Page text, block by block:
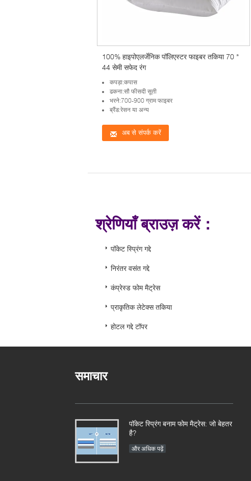
100% हाइपोएलर्जेनिक पॉलिएस्टर फाइबर तकिया 70 *
44 सेमी सफेद रंग
कपड़ा:कपास
ढकना:सौ फीसदी सूती
भरने:700-900 ग्राम फाइबर
ब्रैंड:रेसन या अन्य
अब से संपर्क करें
श्रेणियाँ ब्राउज़ करें：
पॉकेट स्प्रिंग गद्दे
निरंतर वसंत गद्दे
कंप्रेस्ड फोम मैट्रेस
प्राकृतिक लेटेक्स तकिया
होटल गद्दे टॉपर
समाचार
पॉकेट स्प्रिंग बनाम फोम मैट्रेस: ​​जो बेहतर
है?
और अधिक पढ़ें